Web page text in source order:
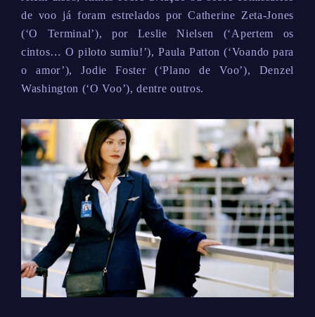
de voo já foram estrelados por Catherine Zeta-Jones
(‘O Terminal’), por Leslie Nielsen (‘Apertem os
cintos… O piloto sumiu!’), Paula Patton (‘Voando para
o amor’), Jodie Foster (‘Plano de Voo’), Denzel
Washington (‘O Voo’), dentre outros.